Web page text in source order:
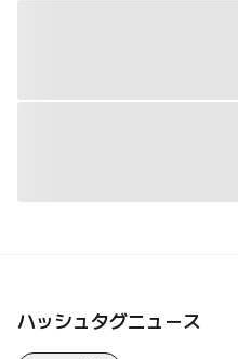
ハッシュタグニュース